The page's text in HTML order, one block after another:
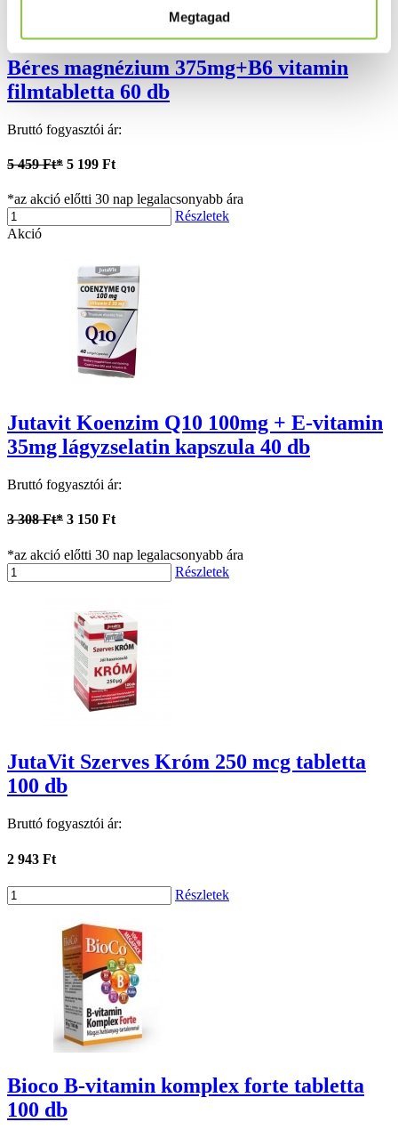
Megtagad
Béres magnézium 375mg+B6 vitamin
filmtabletta 60 db
Bruttó fogyasztói ár:
5 459 Ft* 5 199 Ft
*az akció előtti 30 nap legalacsonyabb ára
Részletek
Akció
Jutavit Koenzim Q10 100mg + E-vitamin
35mg lágyzselatin kapszula 40 db
Bruttó fogyasztói ár:
3 308 Ft* 3 150 Ft
*az akció előtti 30 nap legalacsonyabb ára
Részletek
JutaVit Szerves Króm 250 mcg tabletta
100 db
Bruttó fogyasztói ár:
2 943 Ft
Részletek
Bioco B-vitamin komplex forte tabletta
100 db